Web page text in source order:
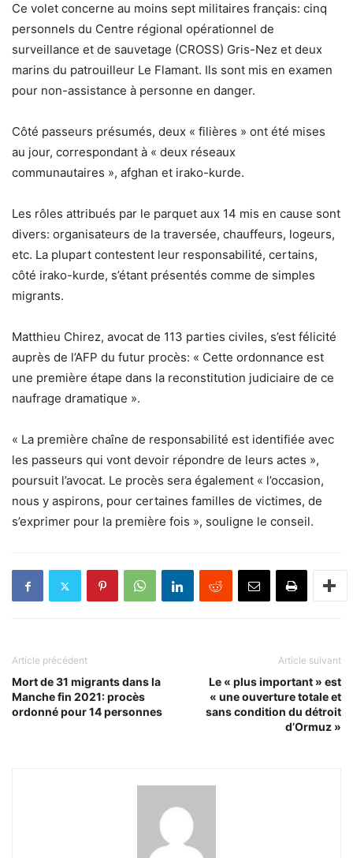
Ce volet concerne au moins sept militaires français: cinq
personnels du Centre régional opérationnel de
surveillance et de sauvetage (CROSS) Gris-Nez et deux
marins du patrouilleur Le Flamant. Ils sont mis en examen
pour non-assistance à personne en danger.
Côté passeurs présumés, deux « filières » ont été mises
au jour, correspondant à « deux réseaux
communautaires », afghan et irako-kurde.
Les rôles attribués par le parquet aux 14 mis en cause sont
divers: organisateurs de la traversée, chauffeurs, logeurs,
etc. La plupart contestent leur responsabilité, certains,
côté irako-kurde, s’étant présentés comme de simples
migrants.
Matthieu Chirez, avocat de 113 parties civiles, s’est félicité
auprès de l’AFP du futur procès: « Cette ordonnance est
une première étape dans la reconstitution judiciaire de ce
naufrage dramatique ».
« La première chaîne de responsabilité est identifiée avec
les passeurs qui vont devoir répondre de leurs actes »,
poursuit l’avocat. Le procès sera également « l’occasion,
nous y aspirons, pour certaines familles de victimes, de
s’exprimer pour la première fois », souligne le conseil.
Article précédent
Mort de 31 migrants dans la
Manche fin 2021: procès
ordonné pour 14 personnes
Article suivant
Le « plus important » est
« une ouverture totale et
sans condition du détroit
d’Ormuz »